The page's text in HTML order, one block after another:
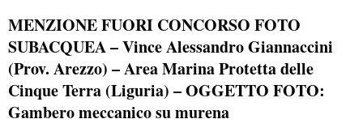
MENZIONE FUORI CONCORSO FOTO
SUBACQUEA– Vince Alessandro Giannaccini
(Prov. Arezzo) – Area Marina Protetta delle
Cinque Terra (Liguria) – OGGETTO FOTO:
Gambero meccanico su murena